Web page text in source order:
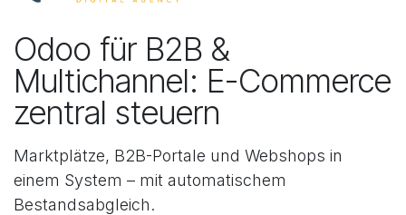
Odoo für B2B &
Multichannel: E-Commerce
zentral steuern
Marktplätze, B2B-Portale und Webshops in
einem System – mit automatischem
Bestandsabgleich.